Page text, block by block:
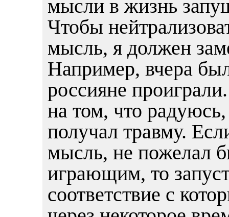
мысли в жизнь
Чтобы
мысль, я должен
Например, вчера
россияне
на том, что
получал травму.
мысль, не пожелал
играющим, то
соответствие с